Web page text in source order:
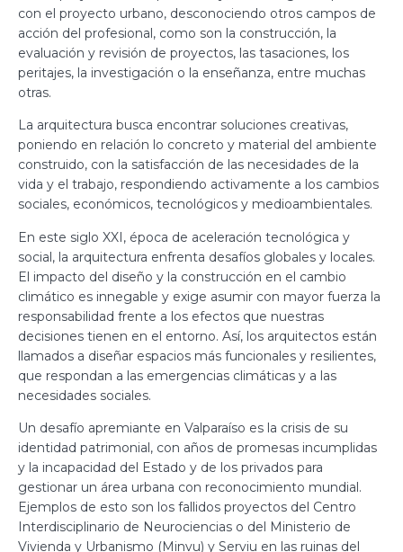
con el proyecto urbano, desconociendo otros campos de
acción del profesional, como son la construcción, la
evaluación y revisión de proyectos, las tasaciones, los
peritajes, la investigación o la enseñanza, entre muchas
otras.
La arquitectura busca encontrar soluciones creativas,
poniendo en relación lo concreto y material del ambiente
construido, con la satisfacción de las necesidades de la
vida y el trabajo, respondiendo activamente a los cambios
sociales, económicos, tecnológicos y medioambientales.
En este siglo XXI, época de aceleración tecnológica y
social, la arquitectura enfrenta desafíos globales y locales.
El impacto del diseño y la construcción en el cambio
climático es innegable y exige asumir con mayor fuerza la
responsabilidad frente a los efectos que nuestras
decisiones tienen en el entorno. Así, los arquitectos están
llamados a diseñar espacios más funcionales y resilientes,
que respondan a las emergencias climáticas y a las
necesidades sociales.
Un desafío apremiante en Valparaíso es la crisis de su
identidad patrimonial, con años de promesas incumplidas
y la incapacidad del Estado y de los privados para
gestionar un área urbana con reconocimiento mundial.
Ejemplos de esto son los fallidos proyectos del Centro
Interdisciplinario de Neurociencias o del Ministerio de
Vivienda y Urbanismo (Minvu) y Serviu en las ruinas del